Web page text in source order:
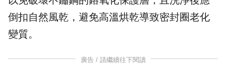
倒扣自然風乾，避免高溫烘乾導致密封圈老化
變質。
廣告 / 請繼續往下閱讀